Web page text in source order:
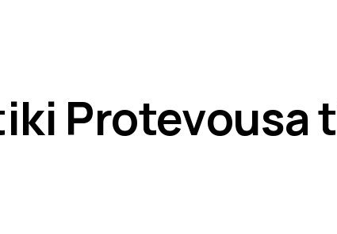
Protevousa